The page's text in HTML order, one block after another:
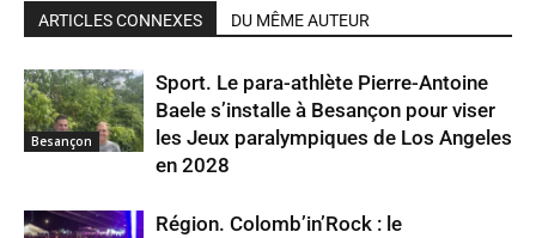
ARTICLES CONNEXES DU MÊME AUTEUR
Besançon
Sport. Le para-athlète Pierre-Antoine
Baele s’installe à Besançon pour viser
les Jeux paralympiques de Los Angeles
en 2028
Région. Colomb’in’Rock : le